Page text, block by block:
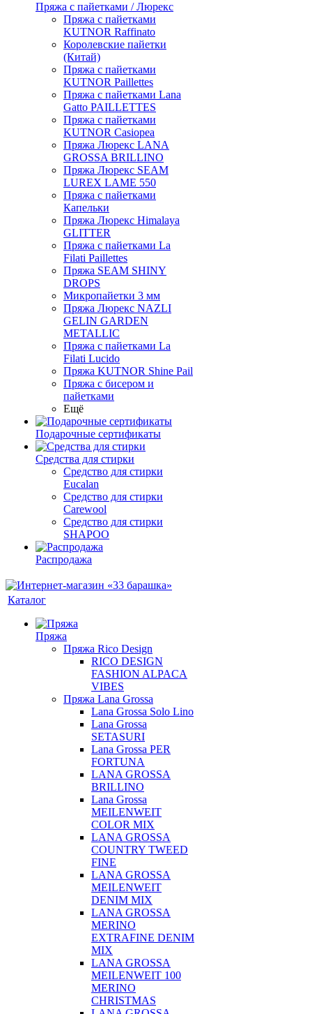
Пряжа с пайетками / Люрекс
Пряжа с пайетками
KUTNOR Raffinato
Королевские пайетки
(Китай)
Пряжа с пайетками
KUTNOR Paillettes
Пряжа с пайетками Lana
Gatto PAILLETTES
Пряжа с пайетками
KUTNOR Casiopea
Пряжа Люрекс LANA
GROSSA BRILLINO
Пряжа Люрекс SEAM
LUREX LAME 550
Пряжа с пайетками
Капельки
Пряжа Люрекс Himalaya
GLITTER
Пряжа с пайетками La
Filati Paillettes
Пряжа SEAM SHINY
DROPS
Микропайетки 3 мм
Пряжа Люрекс NAZLI
GELIN GARDEN
METALLIC
Пряжа с пайетками La
Filati Lucido
Пряжа KUTNOR Shine Pail
Пряжа с бисером и
пайетками
Ещё
Подарочные сертификаты
Средства для стирки
Средство для стирки
Eucalan
Средство для стирки
Carewool
Средство для стирки
SHAPOO
Распродажа
Каталог
Пряжа
Пряжа Rico Design
RICO DESIGN
FASHION ALPACA
VIBES
Пряжа Lana Grossa
Lana Grossa Solo Lino
Lana Grossa
SETASURI
Lana Grossa PER
FORTUNA
LANA GROSSA
BRILLINO
Lana Grossa
MEILENWEIT
COLOR MIX
LANA GROSSA
COUNTRY TWEED
FINE
LANA GROSSA
MEILENWEIT
DENIM MIX
LANA GROSSA
MERINO
EXTRAFINE DENIM
MIX
LANA GROSSA
MEILENWEIT 100
MERINO
CHRISTMAS